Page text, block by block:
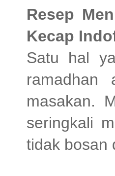
Resep
Kecap
Satu hal
ramadhan
masakan.
seringkali
tidak bosan